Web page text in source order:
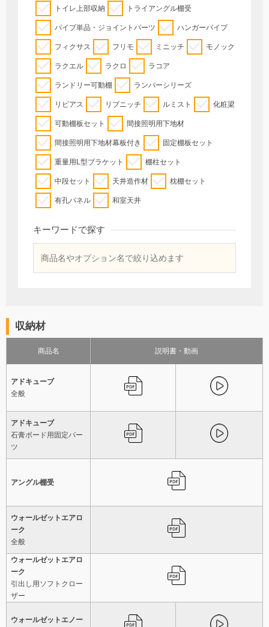
トイレ上部収納 トライアングル棚受
パイプ単品・ジョイントパーツ ハンガーパイプ
フィクサス フリモ ミニッチ モノック
ラクエル ラクロ ラコア
ランドリー可動棚 ランバーシリーズ
リビアス リブニッチ ルミスト 化粧梁
可動棚板セット 間接照明用下地材
間接照明用下地材幕板付き 固定棚板セット
重量用L型ブラケット 棚柱セット
中段セット 天井造作材 枕棚セット
有孔パネル 和室天井
キーワードで探す
収納材
商品名 説明書・動画
アドキューブ
全般
アドキューブ
石膏ボード用固定パー
ツ
アングル棚受
ウォールゼットエアロ
ーク
全般
ウォールゼットエアロ
ーク
引出し用ソフトクロー
ザー
ウォールゼットエノー